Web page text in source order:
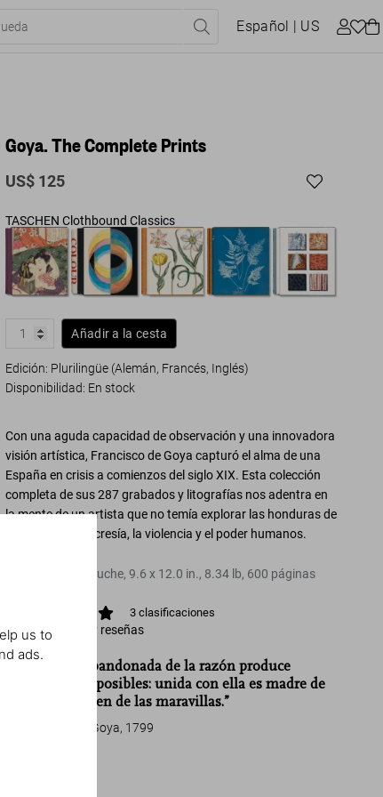
us to
ads.
Español | US
Goya. The Complete Prints
US$ 125
TASCHEN Clothbound Classics
Añadir a la cesta
Edición: Plurilingüe (Alemán, Francés, Inglés)
Disponibilidad: En stock
Con una agudacapacidad de observación y una innovadora
visión artística, Francisco deGoya capturó el alma de una
España en crisis a comienzos del siglo XIX. Estacolección
completa de sus 287 grabados y litografías nos adentra en
la mente de un artista que no temía explorar las honduras de
la locura, la hipocresía, la violencia y el poder humanos.
Tapa dura en estuche,9.6 x 12.0 in., 8.34 lb, 600 páginas
3 clasificaciones
Ver calificación y reseñas
“La fantasía abandonada de la razón produce
monstruos imposibles: unida con ella es madre de
las artes y origen de las maravillas.”
Francisco de Goya, 1799